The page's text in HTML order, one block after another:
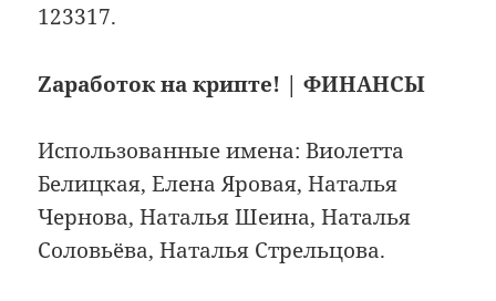
123317.
Zаработок на крипте! | ФИНАНСЫ
Использованные имена: Виолетта
Белицкая, Елена Яровая, Наталья
Чернова, Наталья Шеина, Наталья
Соловьёва, Наталья Стрельцова.